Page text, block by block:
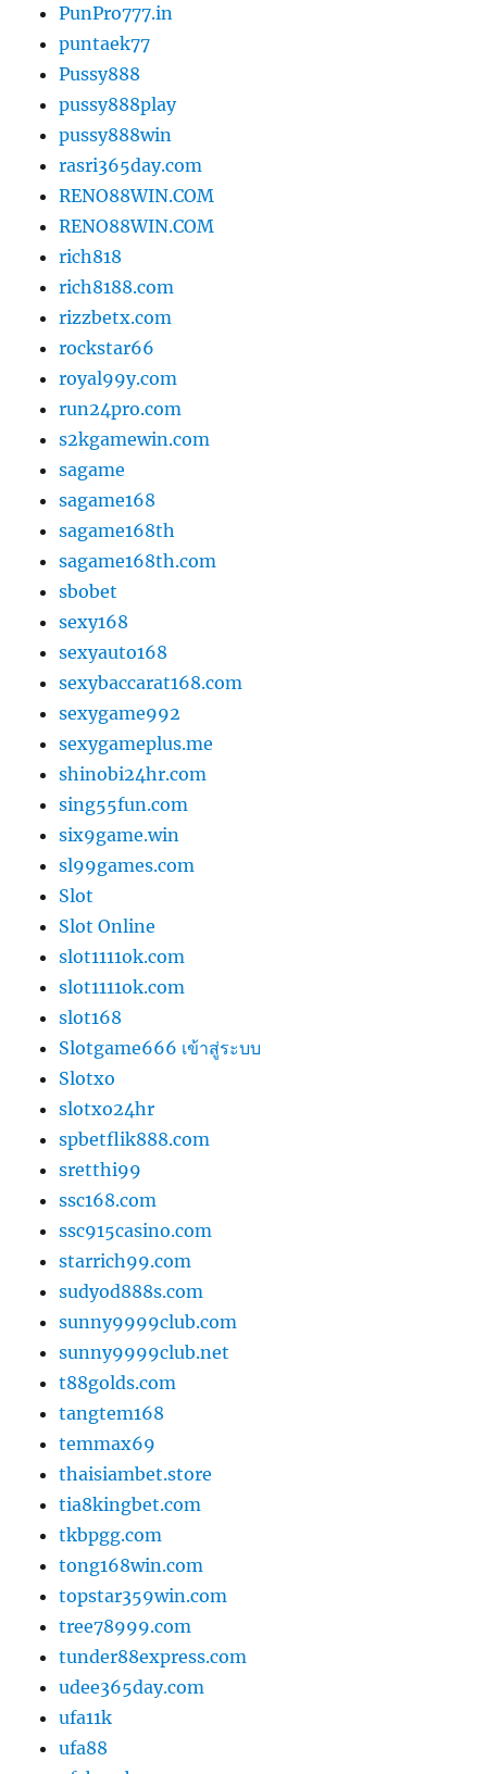
PunPro777.in
puntaek77
Pussy888
pussy888play
pussy888win
rasri365day.com
RENO88WIN.COM
RENO88WIN.COM
rich818
rich8188.com
rizzbetx.com
rockstar66
royal99y.com
run24pro.com
s2kgamewin.com
sagame
sagame168
sagame168th
sagame168th.com
sbobet
sexy168
sexyauto168
sexybaccarat168.com
sexygame992
sexygameplus.me
shinobi24hr.com
sing55fun.com
six9game.win
sl99games.com
Slot
Slot Online
slot1111ok.com
slot1111ok.com
slot168
Slotgame666 เข้าสู่ระบบ
Slotxo
slotxo24hr
spbetflik888.com
sretthi99
ssc168.com
ssc915casino.com
starrich99.com
sudyod888s.com
sunny9999club.com
sunny9999club.net
t88golds.com
tangtem168
temmax69
thaisiambet.store
tia8kingbet.com
tkbpgg.com
tong168win.com
topstar359win.com
tree78999.com
tunder88express.com
udee365day.com
ufa11k
ufa88